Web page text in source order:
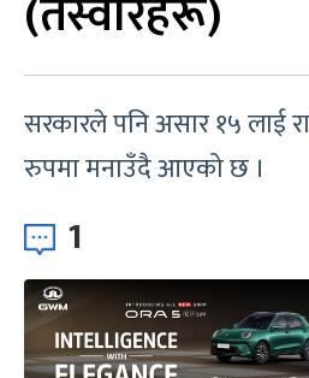
सरकारले पनि असार १५ लाई
रुपमा मनाउँदै आएको छ ।
1